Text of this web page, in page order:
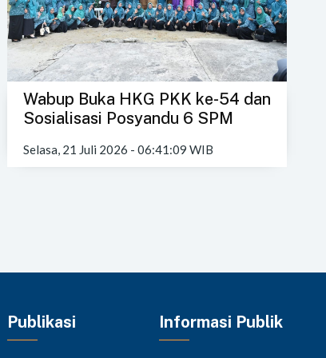
Wabup Buka HKG PKK ke-54 dan
Sosialisasi Posyandu 6 SPM
Selasa, 21 Juli 2026 - 06:41:09 WIB
Publikasi Informasi Publik